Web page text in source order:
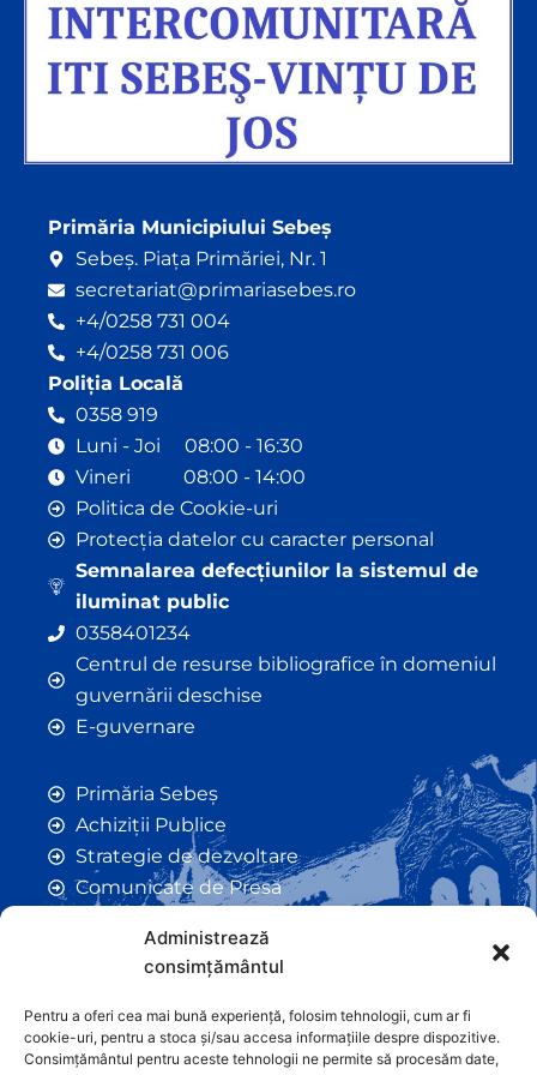
Administrează
consimțământul
Pentru a oferi cea mai bună experiență, folosim tehnologii, cum ar fi
cookie-uri, pentru a stoca și/sau accesa informațiile despre dispozitive.
Consimțământul pentru aceste tehnologii ne permite să procesăm date,
Primăria Municipiului Sebeș
Sebeș. Piața Primăriei, Nr. 1
secretariat@primariasebes.ro
+4/0258 731 004
+4/0258 731 006
Poliția Locală
0358 919
Luni - Joi 08:00 - 16:30
Vineri 08:00 - 14:00
Politica de Cookie-uri
Protecția datelor cu caracter personal
Semnalarea defecțiunilor la sistemul de
iluminat public
0358401234
Centrul de resurse bibliografice în domeniul
guvernării deschise
E-guvernare
Primăria Sebeș
Achiziții Publice
Strategie de dezvoltare
Comunicate de Presă
Anunțuri
Hotarâri de Consiliu
Certificate de Urbanism
Autorizații de Construcții